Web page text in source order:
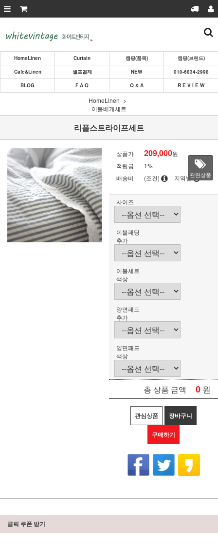
HomeLinen Curtain 캠핑(품목)
캠핑(브랜드)
Cafe&Linen
셀프결제 NEW
010-6834-2998
BLOG
F A Q Q & A R E V I E W
HomeLinen
이불베개세트
리플스트라이프세트
상품가 209,000원
적립금
1%
배송비
(조건) 지역별관련상품
사이즈
이불패딩
추가
이불세트
색상
양면패드
추가
양면패드
색상
총 상품 금액 0 원
관심상품 장바구니
구매하기
클릭 쿠폰 받기